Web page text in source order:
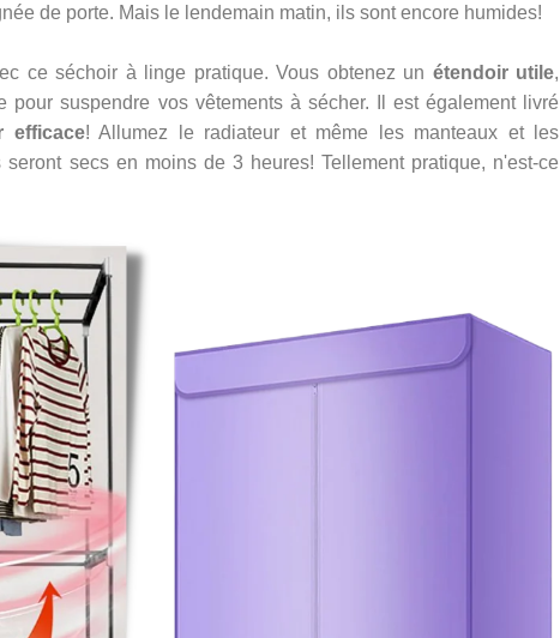
de porte. Mais le lendemain matin, ils sont encore humides!
ce séchoir à linge pratique. Vous obtenez un étendoir utile,
pour suspendre vos vêtements à sécher. Il est également livré
efficace! Allumez le radiateur et même les manteaux et les
secs en moins de 3 heures! Tellement pratique, n'est-ce